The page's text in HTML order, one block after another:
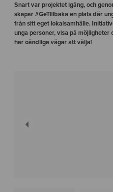
Snart var projektet igång, och
skapar #GeTillbaka en plats där
från sitt eget lokalsamhälle.
unga personer, visa på
har oändliga vägar att välja!